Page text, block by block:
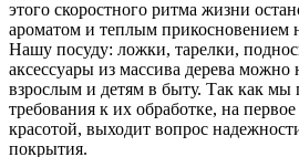
этого скоростного ритма жизни
ароматом и теплым прикосновением
Нашу посуду: ложки, тарелки,
аксессуары из массива дерева можно
взрослым и детям в быту. Так как мы
требования к их обработке, на
красотой, выходит вопрос
покрытия.